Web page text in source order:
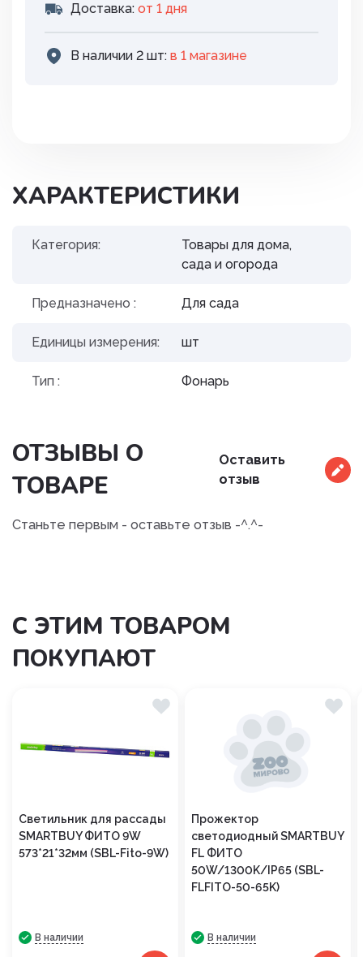
Доставка: от 1 дня
В наличии 2 шт: в 1 магазинe
ХАРАКТЕРИСТИКИ
Категория:
Товары для дома,
сада и огорода
Предназначено : Для сада
Единицы измерения: шт
Тип : Фонарь
ОТЗЫВЫ О
ТОВАРЕ
Оставить
отзыв
Станьте первым - оставьте отзыв -^.^-
С ЭТИМ ТОВАРОМ
ПОКУПАЮТ
Светильник для рассады
SMARTBUY ФИТО 9W
573*21*32мм (SBL-Fito-9W)
В наличии
Прожектор
светодиодный SMARTBUY
FL ФИТО
50W/1300K/IP65 (SBL-
FLFITO-50-65K)
В наличии